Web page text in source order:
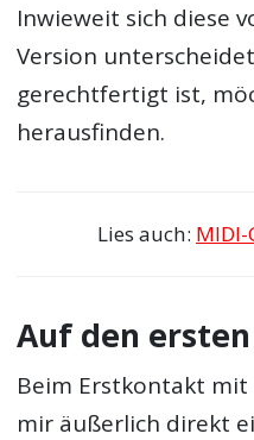
Inwieweit sich diese
Version
gerechtfertigt ist,
herausfinden.
Lies auch:
Auf den
Beim Erstkontakt
mir äußerlich direkt